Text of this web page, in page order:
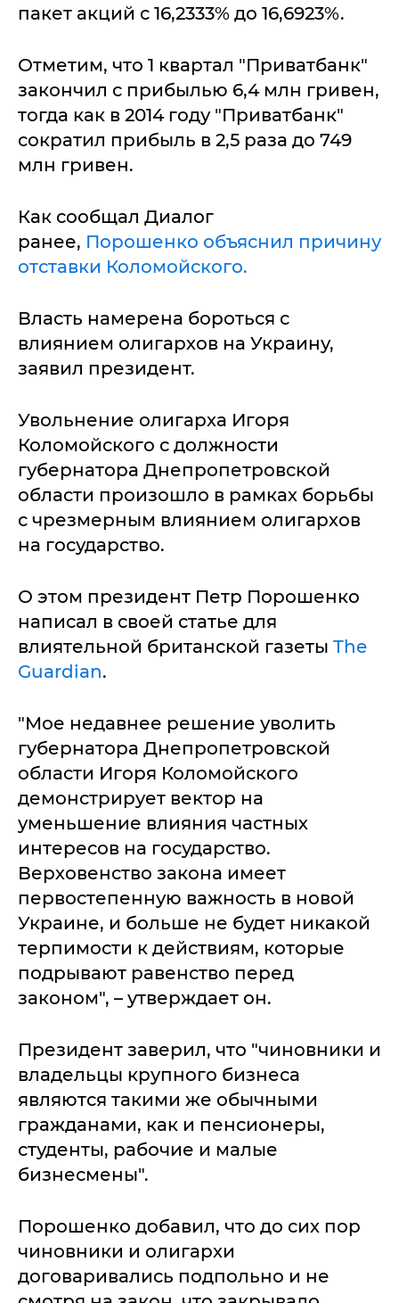
пакет акций с 16,2333% до 16,6923%.
Отметим, что 1 квартал "Приватбанк"
закончил с прибылью 6,4 млн гривен,
тогда как в 2014 году "Приватбанк"
сократил прибыль в 2,5 раза до 749
млн гривен.
Как сообщал Диалог
ранее, Порошенко объяснил причину
отставки Коломойского.
Власть намерена бороться с
влиянием олигархов на Украину,
заявил президент.
Увольнение олигарха Игоря
Коломойского с должности
губернатора Днепропетровской
области произошло в рамках борьбы
с чрезмерным влиянием олигархов
на государство.
О этом президент Петр Порошенко
написал в своей статье для
влиятельной британской газеты The
Guardian.
"Мое недавнее решение уволить
губернатора Днепропетровской
области Игоря Коломойского
демонстрирует вектор на
уменьшение влияния частных
интересов на государство.
Верховенство закона имеет
первостепенную важность в новой
Украине, и больше не будет никакой
терпимости к действиям, которые
подрывают равенство перед
законом", – утверждает он.
Президент заверил, что "чиновники и
владельцы крупного бизнеса
являются такими же обычными
гражданами, как и пенсионеры,
студенты, рабочие и малые
бизнесмены".
Порошенко добавил, что до сих пор
чиновники и олигархи
договаривались подпольно и не